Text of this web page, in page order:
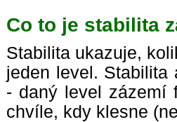
Co to je stabilita
Stabilita ukazuje,
jeden level. Stabilita
- daný level zázemí
chvíle, kdy klesne